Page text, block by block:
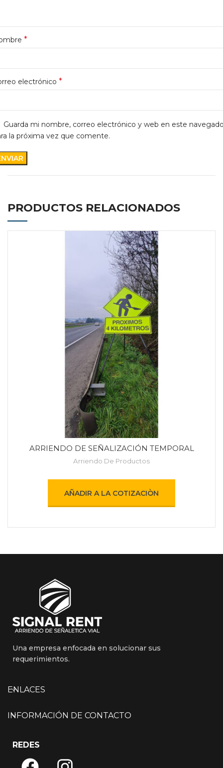
*
electrónico *
Guarda mi nombre, correo electrónico y web en este
la próxima vez que comente.
PRODUCTOS RELACIONADOS
ARRIENDO DE SEÑALIZACIÓN TEMPORAL
Arriendo De Productos
AÑADIR A LA COTIZACIÒN
Una empresa enfocada en solucionar sus
requerimientos.
ENLACES
INFORMACIÓN DE CONTACTO
REDES